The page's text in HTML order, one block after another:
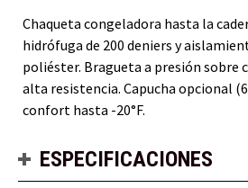
Chaqueta congeladora hasta la
hidrófuga de 200 deniers y
poliéster. Bragueta a presión sobre
alta resistencia. Capucha opcional
confort hasta -20°F.
ESPECIFICACIONES